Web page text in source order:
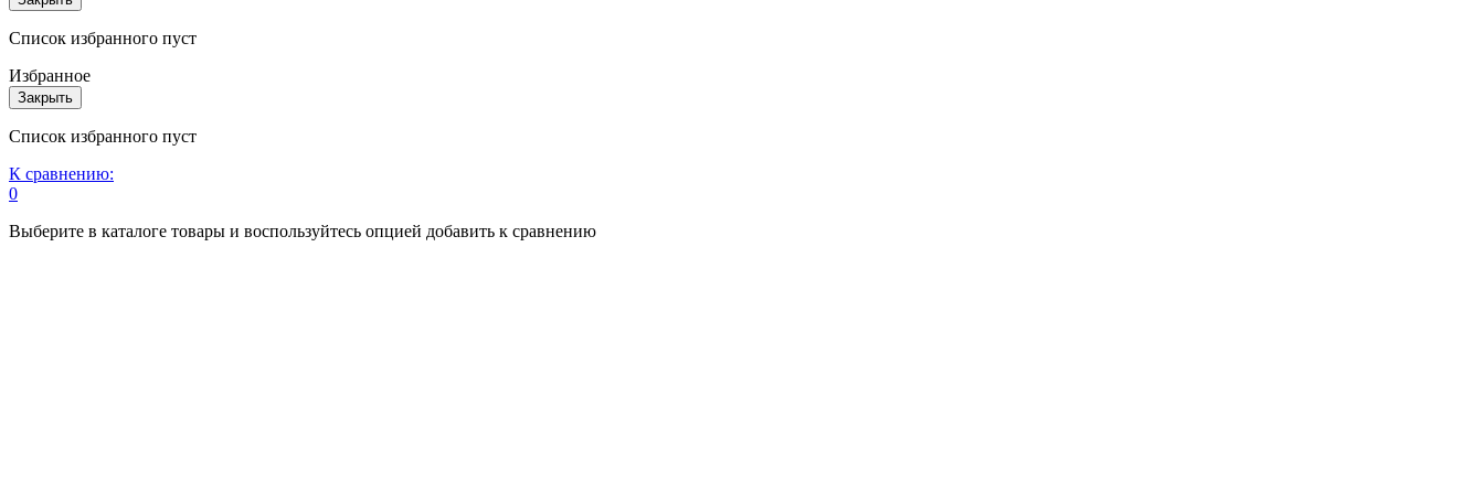
Список избранного пуст
Избранное
Закрыть
Список избранного пуст
К сравнению:
0
Выберите в каталоге товары и воспользуйтесь опцией добавить к сравнению